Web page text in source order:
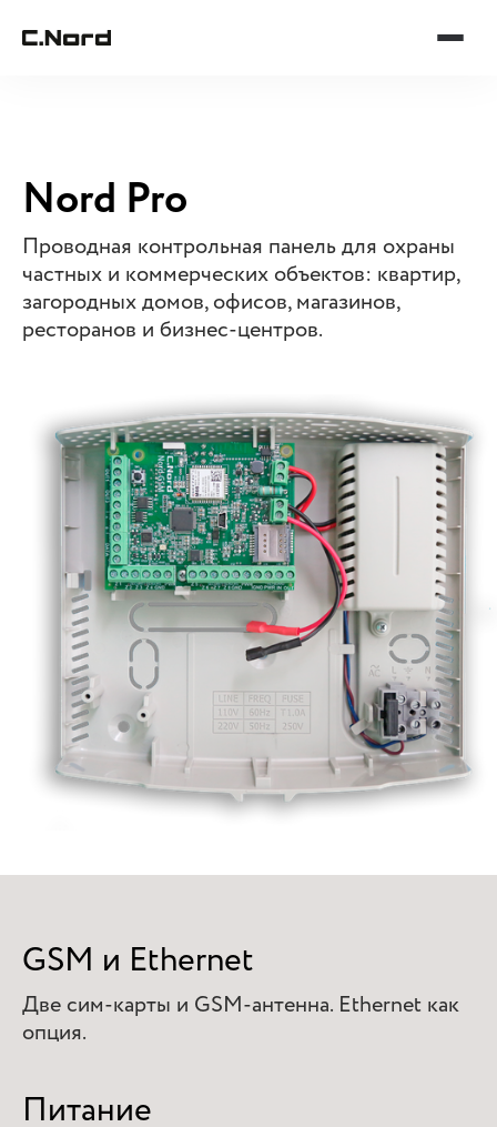
Nord Pro
Проводная контрольная панель для охраны
частных и коммерческих объектов: квартир,
загородных домов, офисов, магазинов,
ресторанов и бизнес-центров.
GSM и Ethernet
Две сим-карты и GSM-антенна. Ethernet как
опция.
Питание